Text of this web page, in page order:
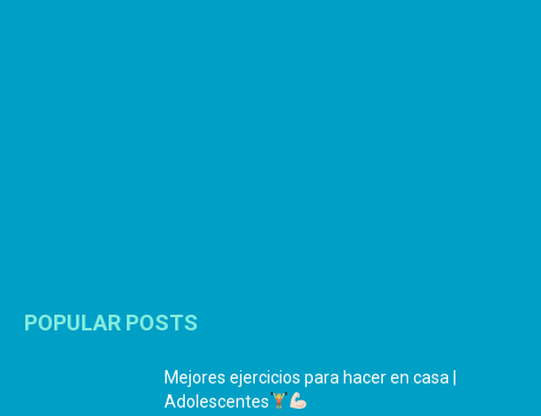
POPULAR POSTS
Mejores ejercicios para hacer en casa |
Adolescentes